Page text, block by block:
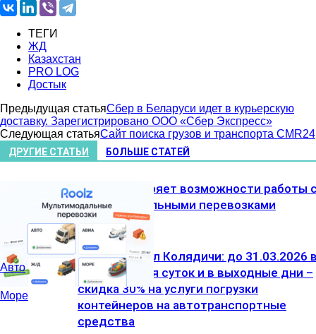
ТЕГИ
ЖД
Казахстан
PRO LOG
Достык
Предыдущая статьяСбер в Беларуси идет в курьерскую
доставку. Зарегистрировано ООО «Сбер Экспресс»
Следующая статьяСайт поиска грузов и транспорта CMR24
ДРУГИЕ СТАТЬИ БОЛЬШЕ СТАТЕЙ
Море
Roolz расширяет возможности работы
мультимодальными перевозками
Авто
ЖД-терминал Колядичи: до 31.03.2026
ночное время суток и в выходные дни –
скидка 30% на услуги погрузки
контейнеров на автотранспортные
средства